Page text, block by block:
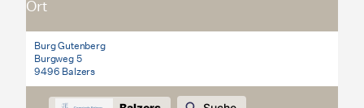
Ort
Burg Gutenberg
Burgweg 5
9496 Balzers